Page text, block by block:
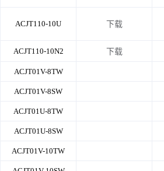
ACJT110-10U 下载
ACJT110-10N2 下载
ACJT01V-8TW
ACJT01V-8SW
ACJT01U-8TW
ACJT01U-8SW
ACJT01V-10TW